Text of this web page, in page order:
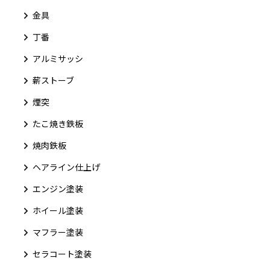
金具
丁番
アルミサッシ
薪ストーブ
煙突
たこ焼き鉄板
焼肉鉄板
ヘアライン仕上げ
エンジン塗装
ホイール塗装
マフラー塗装
セラコート塗装